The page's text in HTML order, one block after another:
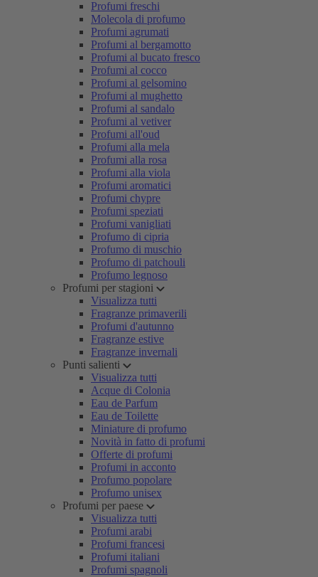
Profumi freschi
Molecola di profumo
Profumi agrumati
Profumi al bergamotto
Profumi al bucato fresco
Profumi al cocco
Profumi al gelsomino
Profumi al mughetto
Profumi al sandalo
Profumi al vetiver
Profumi all'oud
Profumi alla mela
Profumi alla rosa
Profumi alla viola
Profumi aromatici
Profumi chypre
Profumi speziati
Profumi vanigliati
Profumo di cipria
Profumo di muschio
Profumo di patchouli
Profumo legnoso
Profumi per stagioni
Visualizza tutti
Fragranze primaverili
Profumi d'autunno
Fragranze estive
Fragranze invernali
Punti salienti
Visualizza tutti
Acque di Colonia
Eau de Parfum
Eau de Toilette
Miniature di profumo
Novità in fatto di profumi
Offerte di profumi
Profumi in acconto
Profumo popolare
Profumo unisex
Profumi per paese
Visualizza tutti
Profumi arabi
Profumi francesi
Profumi italiani
Profumi spagnoli